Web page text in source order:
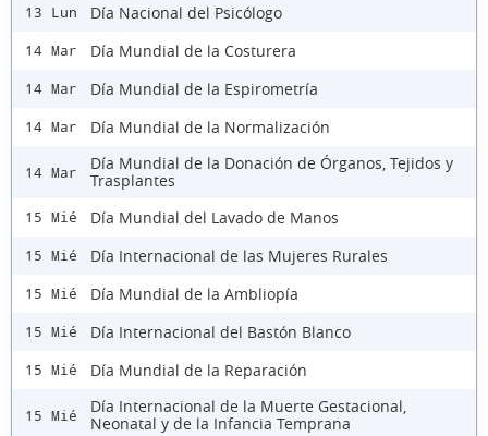
13 Lun Día Nacional del Psicólogo
14 Mar Día Mundial de la Costurera
14 Mar Día Mundial de la Espirometría
14 Mar Día Mundial de la Normalización
14 Mar
Día Mundial de la Donación de Órganos, Tejidos y
Trasplantes
15 Mié Día Mundial del Lavado de Manos
15 Mié Día Internacional de las Mujeres Rurales
15 Mié Día Mundial de la Ambliopía
15 Mié Día Internacional del Bastón Blanco
15 Mié Día Mundial de la Reparación
15 Mié
Día Internacional de la Muerte Gestacional,
Neonatal y de la Infancia Temprana